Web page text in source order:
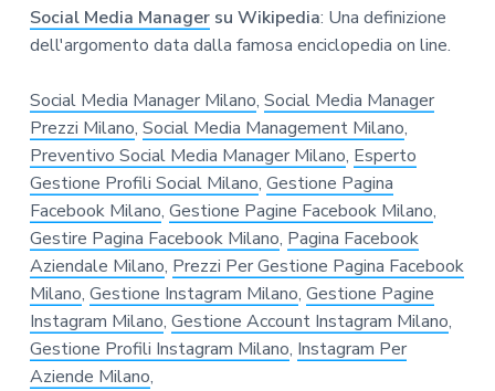
Social Media Managersu Wikipedia: Una definizione
dell'argomento data dalla famosa enciclopedia on line.
Social Media Manager Milano, Social Media Manager
Prezzi Milano, Social Media Management Milano,
Preventivo Social Media Manager Milano, Esperto
Gestione Profili Social Milano, Gestione Pagina
Facebook Milano, Gestione Pagine Facebook Milano,
Gestire Pagina Facebook Milano, Pagina Facebook
Aziendale Milano, Prezzi Per Gestione Pagina Facebook
Milano, Gestione Instagram Milano, Gestione Pagine
Instagram Milano, Gestione Account Instagram Milano,
Gestione Profili Instagram Milano, Instagram Per
Aziende Milano,